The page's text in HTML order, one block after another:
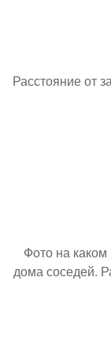
Расстояние от
Фото на каком
дома соседей.